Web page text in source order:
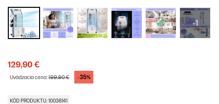
+1
129,90 €
Uvádzacia cena:199,90 € -35%
KÓD PRODUKTU: 10036141